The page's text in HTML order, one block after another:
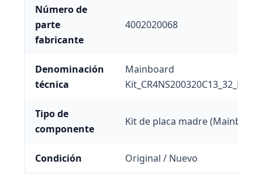
Número de
parte
fabricante
4002020068
Denominación
técnica
Mainboard
Tipo de
componente
Kit de placa madre
Condición Original / Nuevo